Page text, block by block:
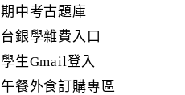
期中考古題庫
台銀學雜費入口
學生Gmail登入
午餐外食訂購專區